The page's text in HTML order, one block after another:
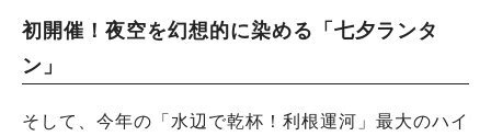
初開催！夜空を幻想的に染める「七夕ランタ
ン」
そして、今年の「水辺で乾杯！利根運河」最大のハイ